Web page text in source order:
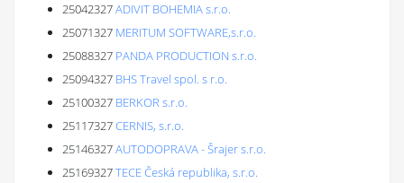
25042327ADIVIT BOHEMIA s.r.o.
25071327 MERITUM SOFTWARE,s.r.o.
25088327 PANDA PRODUCTION s.r.o.
25094327 BHS Travel spol. s r.o.
25100327 BERKOR s.r.o.
25117327CERNIS, s.r.o.
25146327AUTODOPRAVA - Šrajer s.r.o.
25169327TECE Česká republika, s.r.o.